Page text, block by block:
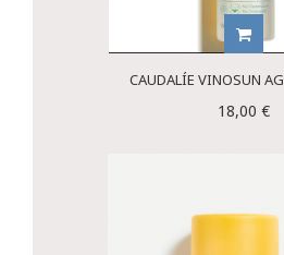
CAUDALÍE VINOSUN
18,00 €